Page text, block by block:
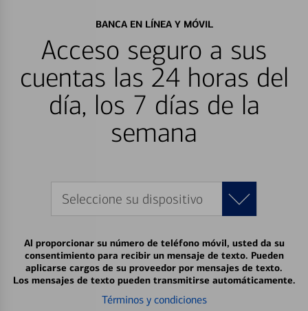
BANCA EN LÍNEA Y MÓVIL
Acceso seguro a sus
cuentas las 24 horas del
día, los 7 días de la
semana
Seleccione su dispositivo
Al proporcionar su número de teléfono móvil, usted da su
consentimiento para recibir un mensaje de texto. Pueden
aplicarse cargos de su proveedor por mensajes de texto.
Los mensajes de texto pueden transmitirse automáticamente.
Términos y condiciones